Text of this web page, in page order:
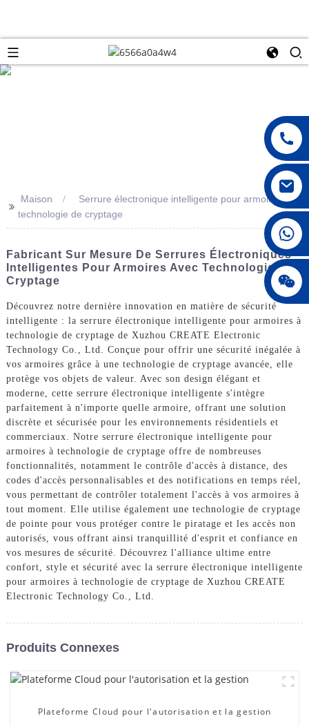
008615396811719
>> Maison
Serrure électronique intelligente pour armoire avec
technologie de cryptage
Fabricant Sur Mesure De Serrures Électroniques
Intelligentes Pour Armoires Avec Technologie De
Cryptage
Découvrez notre dernière innovation en matière de sécurité
intelligente : la serrure électronique intelligente pour armoires à
technologie de cryptage de Xuzhou CREATE Electronic
Technology Co., Ltd. Conçue pour offrir une sécurité inégalée à
vos armoires grâce à une technologie de cryptage avancée, elle
protège vos objets de valeur. Avec son design élégant et
moderne, cette serrure électronique intelligente s'intègre
parfaitement à n'importe quelle armoire, offrant une solution
discrète et sécurisée pour les environnements résidentiels et
commerciaux. Notre serrure électronique intelligente pour
armoires à technologie de cryptage offre de nombreuses
fonctionnalités, notamment le contrôle d'accès à distance, des
codes d'accès personnalisables et des notifications en temps réel,
vous permettant de contrôler totalement l'accès à vos armoires à
tout moment. Elle utilise également une technologie de cryptage
de pointe pour vous protéger contre le piratage et les accès non
autorisés, vous offrant ainsi tranquillité d'esprit et confiance en
vos mesures de sécurité. Découvrez l'alliance ultime entre
confort, style et sécurité avec la serrure électronique intelligente
pour armoires à technologie de cryptage de Xuzhou CREATE
Electronic Technology Co., Ltd.
Produits Connexes
Plateforme Cloud pour l'autorisation et la gestion